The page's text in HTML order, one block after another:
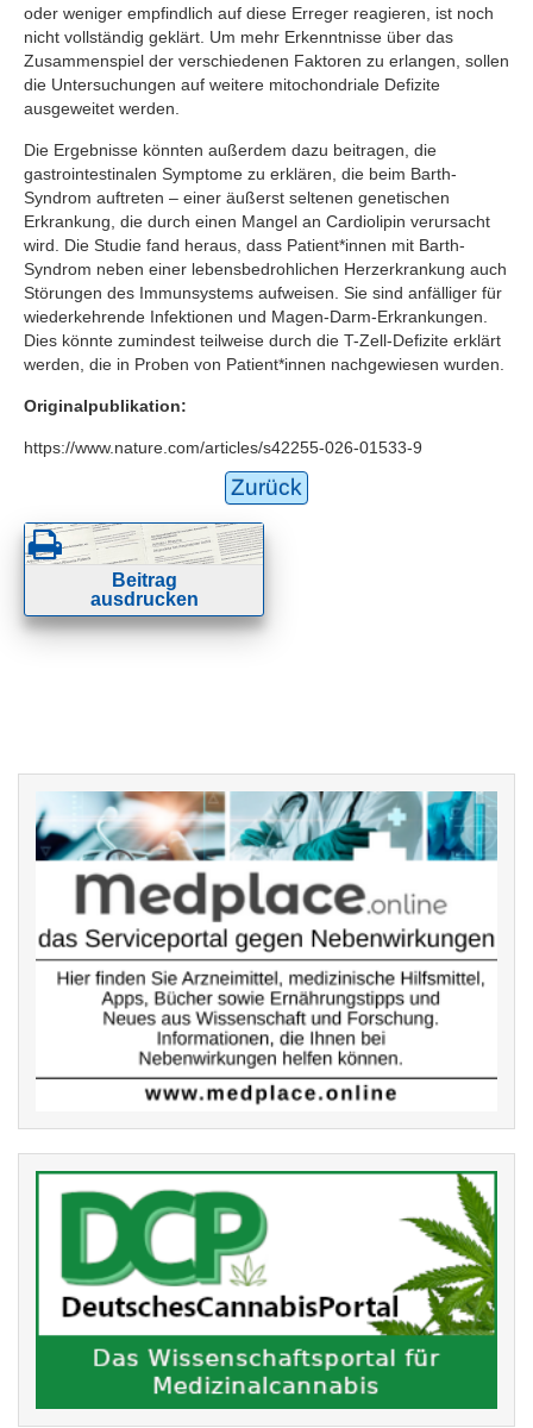
oder weniger empfindlich auf diese Erreger reagieren, ist noch
nicht vollständig geklärt. Um mehr Erkenntnisse über das
Zusammenspiel der verschiedenen Faktoren zu erlangen, sollen
die Untersuchungen auf weitere mitochondriale Defizite
ausgeweitet werden.
Die Ergebnisse könnten außerdem dazu beitragen, die
gastrointestinalen Symptome zu erklären, die beim Barth-
Syndrom auftreten – einer äußerst seltenen genetischen
Erkrankung, die durch einen Mangel an Cardiolipin verursacht
wird. Die Studie fand heraus, dass Patient*innen mit Barth-
Syndrom neben einer lebensbedrohlichen Herzerkrankung auch
Störungen des Immunsystems aufweisen. Sie sind anfälliger für
wiederkehrende Infektionen und Magen-Darm-Erkrankungen.
Dies könnte zumindest teilweise durch die T-Zell-Defizite erklärt
werden, die in Proben von Patient*innen nachgewiesen wurden.
Originalpublikation:
https://www.nature.com/articles/s42255-026-01533-9
Zurück
Beitrag
ausdrucken